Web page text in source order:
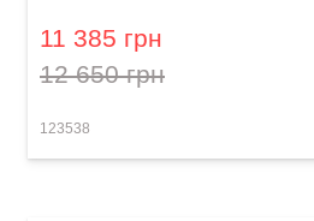
11 385 грн
12 650 грн
123538